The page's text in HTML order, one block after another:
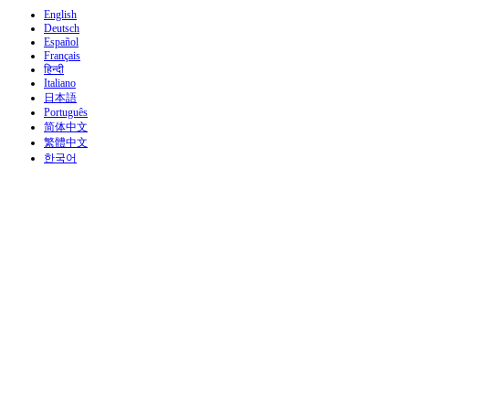
English
Deutsch
Español
Français
हिन्दी
Italiano
日本語
Português
简体中文
繁體中文
한국어